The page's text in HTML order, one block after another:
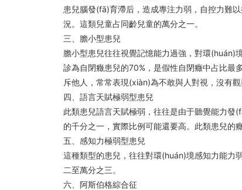
患兒腦發(fā)育滯后，造成專注力弱，自控力難
況。這類兒童占同齡兒童的萬分之一。
三、膽小型患兒
膽小型患兒往往視覺記憶能力過強，對環(huán)境
診為自閉癥患兒的70%，是假性自閉癥中占比最多
斥他人，常常表現(xiàn)為不敢與人對視，沒有
四、語言天賦極弱型患兒
此類患兒語言天賦極弱，往往是由于聽覺能力發
的千分之一，實際比例可能還要高。此類患兒
五、感知力極弱型患兒
這種類型的患兒，往往對環(huán)境感知力能力
二至萬分之三。
六、阿斯伯格綜合征